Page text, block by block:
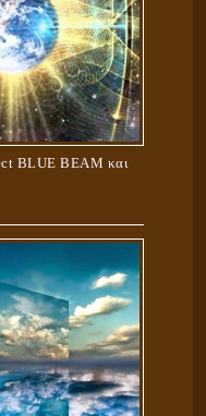
BLUE BEAM και